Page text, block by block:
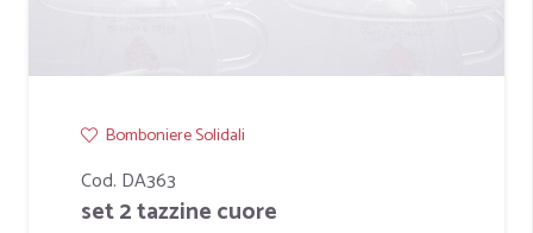
Bomboniere Solidali
Cod. DA363
set 2 tazzine cuore